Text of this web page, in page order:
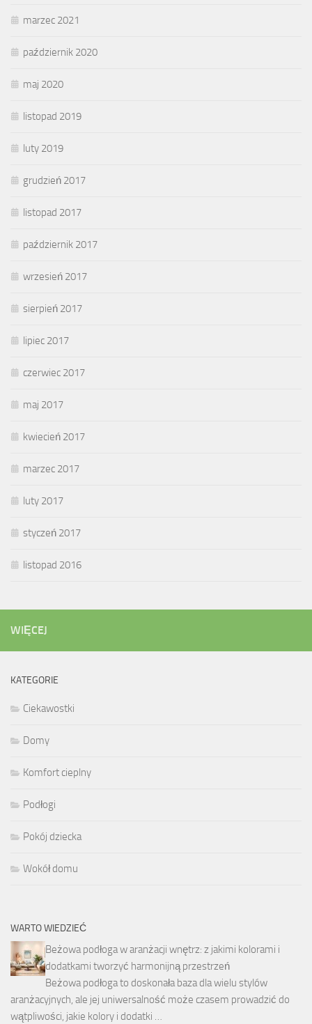
marzec 2021
październik 2020
maj 2020
listopad 2019
luty 2019
grudzień 2017
listopad 2017
październik 2017
wrzesień 2017
sierpień 2017
lipiec 2017
czerwiec 2017
maj 2017
kwiecień 2017
marzec 2017
luty 2017
styczeń 2017
listopad 2016
WIĘCEJ
KATEGORIE
Ciekawostki
Domy
Komfort cieplny
Podłogi
Pokój dziecka
Wokół domu
WARTO WIEDZIEĆ
Beżowa podłoga w aranżacji wnętrz: z jakimi kolorami i
dodatkami tworzyć harmonijną przestrzeń
Beżowa podłoga to doskonała baza dla wielu stylów
aranżacyjnych, ale jej uniwersalność może czasem prowadzić do
wątpliwości, jakie kolory i dodatki …